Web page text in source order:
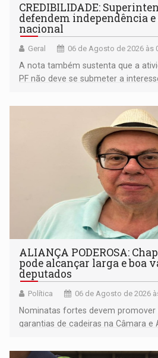
CREDIBILIDADE:
defendem independência
nacional
Geral 06 de Agosto de 2026 às
A nota também sustenta que a
PF não deve se submeter a
ALIANÇA PODEROSA:
pode alcançar larga e boa
deputados
Política 06 de Agosto de 2026
Nominatas fortes devem promover
garantias de cadeiras na Câmara e